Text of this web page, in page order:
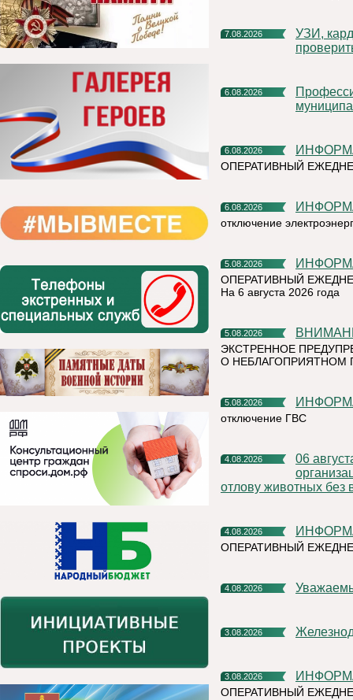
7.08.2026
УЗИ, кардиочек-ап и флюорограф: что можно успеть
6.08.2026
Профессиональное развитие в цифровом университете
6.08.2026
ОПЕРАТИВНЫЙ
6.08.2026
отключение
5.08.2026
ОПЕРАТИВНЫЙ
На 6 августа 2026 года
5.08.2026
ЭКСТРЕННОЕ
О НЕБЛАГОПРИЯТНОМ
5.08.2026
отключение ГВС
4.08.2026
06 августа 2026 года на территории Княжпогостского района,
отлову животных без
4.08.2026
ОПЕРАТИВНЫЙ
4.08.2026
3.08.2026
3.08.2026
ОПЕРАТИВНЫЙ